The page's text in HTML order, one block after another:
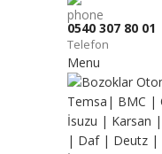
0540 307 80 01
Telefon
Menu